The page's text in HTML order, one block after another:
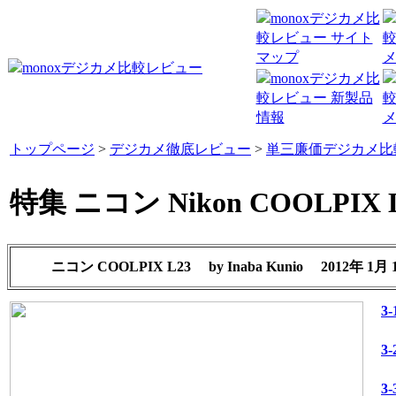
トップページ > デジカメ徹底レビュー > 単三廉価デジカメ比
特集 ニコン Nikon COOLPIX
ニコン COOLPIX L23by Inaba Kunio 2012年 1月